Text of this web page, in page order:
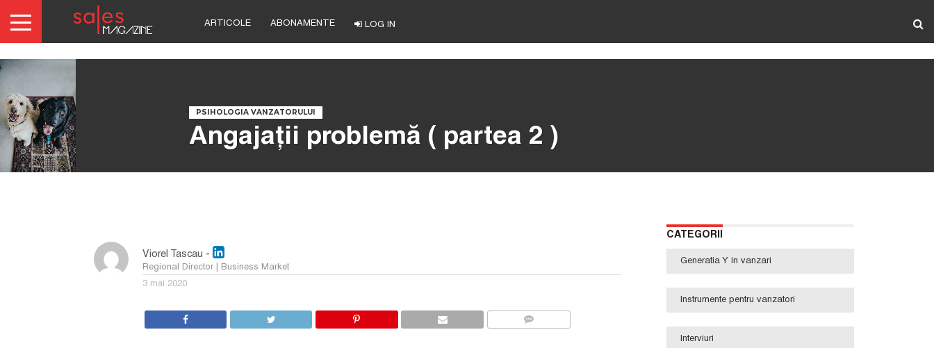
ARTICOLE ABONAMENTE LOG IN
PSIHOLOGIA VANZATORULUI
Angajații problemă ( partea 2 )
Viorel Tascau -
Regional Director | Business Market
3 mai 2020
CATEGORII
Generatia Y in vanzari
Instrumente pentru vanzatori
Interviuri